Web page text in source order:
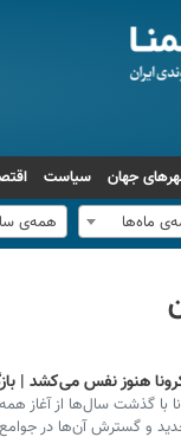
جهان سیاست
ماه‌ها همه‌ی
هنوز نفس می‌کشد |
با گذشت سال‌ها از آغاز